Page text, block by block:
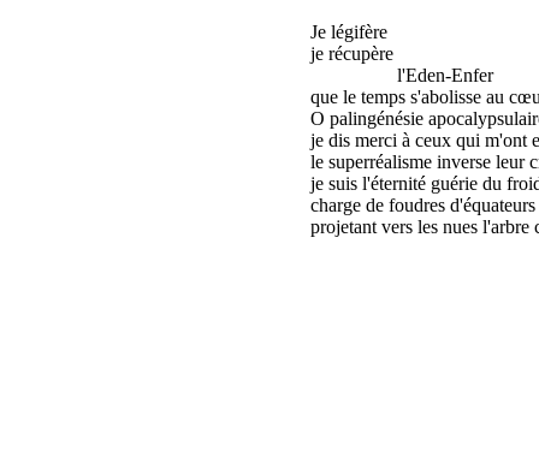
Je légifère
je récupère
l'Eden-Enfer
que le temps s'abolisse au
O palingénésie
je dis merci à ceux qui m'ont
le superréalisme inverse leur
je suis l'éternité guérie du
charge de foudres
projetant vers les nues l'arbre